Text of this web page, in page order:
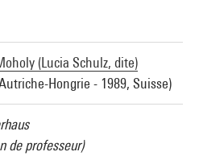
(Lucia Schulz, dite)
Hongrie - 1989, Suisse)
de professeur)